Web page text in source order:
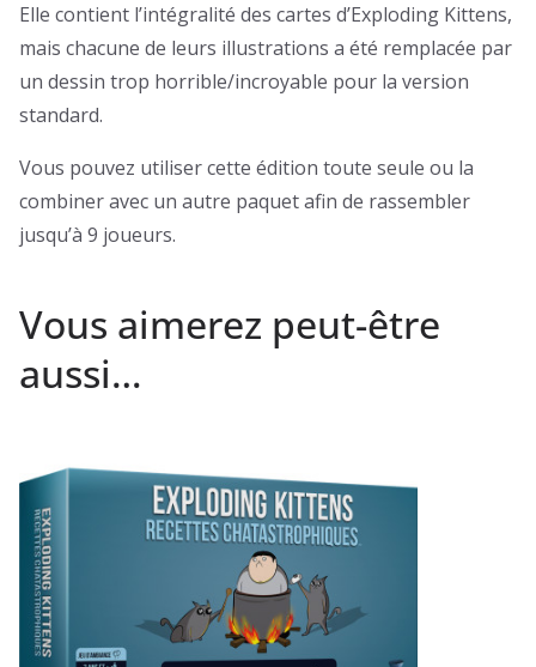
Elle contient l’intégralité des cartes d’Exploding Kittens,
mais chacune de leurs illustrations a été remplacée par
un dessin trop horrible/incroyable pour la version
standard.
Vous pouvez utiliser cette édition toute seule ou la
combiner avec un autre paquet afin de rassembler
jusqu’à 9 joueurs.
Vous aimerez peut-être
aussi…